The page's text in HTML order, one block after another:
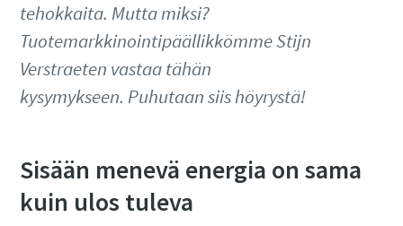
tehokkaita. Mutta miksi?
Tuotemarkkinointipäällikkömme Stijn
Verstraeten vastaa tähän
kysymykseen. Puhutaan siis höyrystä!
Sisään menevä energia on sama
kuin ulos tuleva